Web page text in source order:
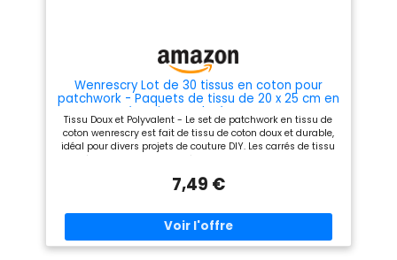
Wenrescry Lot de 30 tissus en coton pour
patchwork - Paquets de tissu de 20 x 25 cm en
coton, carrés unis et colorés pour couture DIY,
matelassage et travaux manuels
Tissu Doux et Polyvalent - Le set de patchwork en tissu de
coton wenrescry est fait de tissu de coton doux et durable,
idéal pour divers projets de couture DIY. Les carrés de tissu
colorés et unis sont faciles à travailler. Taille pratique pour
une taille pratique pour le patchwork, le matelassage, les
facilement coupés et transformés en designs individuels.
Facile à utiliser pour les débutants et les professionnels -
Les tissus en coton peuvent être facilement coupés,
façonnés et traités avec une machine à coudre et des
7,49 €